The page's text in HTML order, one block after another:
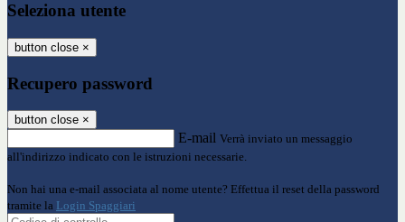
Seleziona utente
button close ×
Recupero password
button close ×
E-mail Verrà inviato un messaggio
all'indirizzo indicato con le istruzioni necessarie.
Non hai una e-mail associata al nome utente? Effettua il reset della password
tramite la Login Spaggiari